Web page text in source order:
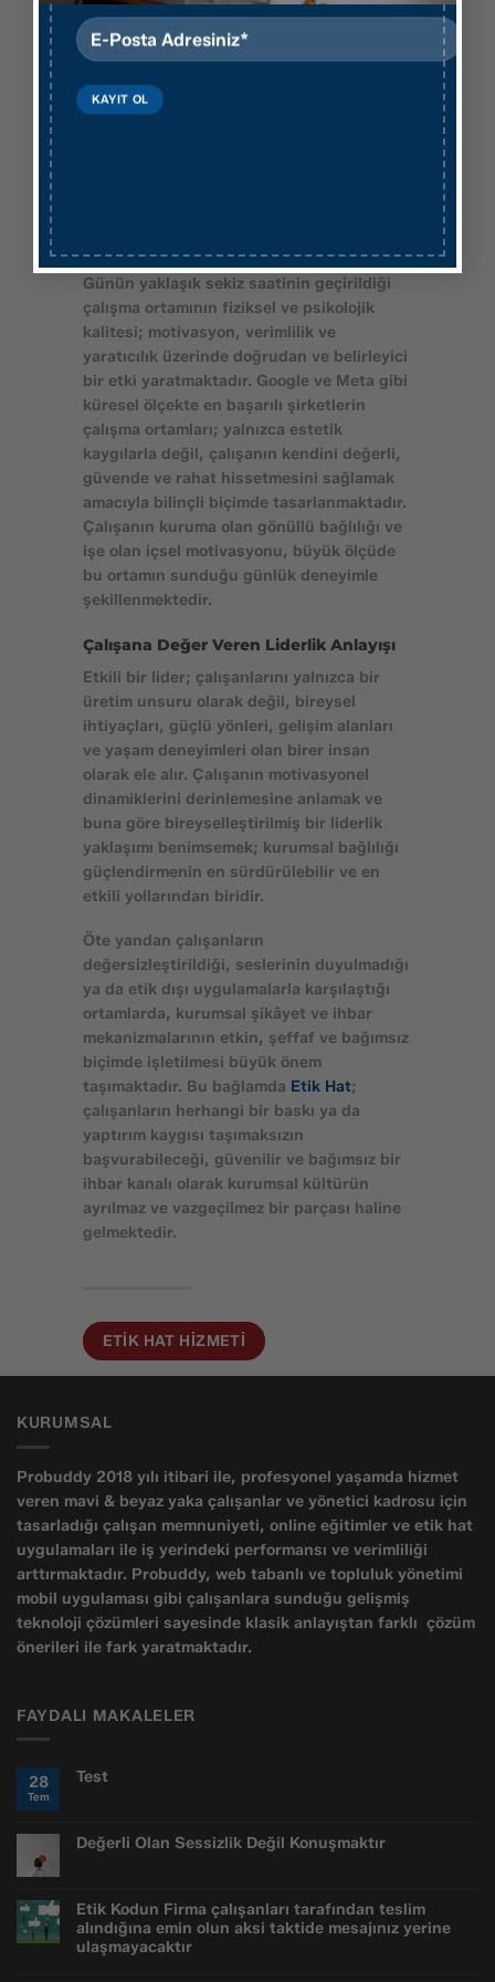
etkilediğini tutarlı olarak ortaya
koymaktadır. Buna karşın yapıcı geri
bildirim kültürüne dayalı bir yönetim
yaklaşımı; hataları öğrenme ve gelişim
fırsatına dönüştürmekte, motivasyon
Ortamı
Günün yaklaşık sekiz saatinin geçirildiği
çalışma ortamının fiziksel ve psikolojik
kalitesi; motivasyon, verimlilik ve
yaratıcılık üzerinde doğrudan ve belirleyici
bir etki yaratmaktadır. Google ve Meta gibi
küresel ölçekte en başarılı şirketlerin
çalışma ortamları; yalnızca estetik
kaygılarla değil, çalışanın kendini değerli,
güvende ve rahat hissetmesini sağlamak
amacıyla bilinçli biçimde tasarlanmaktadır.
Çalışanın kuruma olan gönüllü bağlılığı ve
işe olan içsel motivasyonu, büyük ölçüde
bu ortamın sunduğu günlük deneyimle
şekillenmektedir.
Çalışana Değer Veren Liderlik Anlayışı
Etkili bir lider; çalışanlarını yalnızca bir
üretim unsuru olarak değil, bireysel
ihtiyaçları, güçlü yönleri, gelişim alanları
ve yaşam deneyimleri olan birer insan
olarak ele alır. Çalışanın motivasyonel
dinamiklerini derinlemesine anlamak ve
buna göre bireyselleştirilmiş bir liderlik
yaklaşımı benimsemek; kurumsal bağlılığı
güçlendirmenin en sürdürülebilir ve en
etkili yollarından biridir.
Öte yandan çalışanların
değersizleştirildiği, seslerinin duyulmadığı
ya da etik dışı uygulamalarla karşılaştığı
ortamlarda, kurumsal şikâyet ve ihbar
mekanizmalarının etkin, şeffaf ve bağımsız
biçimde işletilmesi büyük önem
taşımaktadır. Bu bağlamda Etik Hat;
çalışanların herhangi bir baskı ya da
yaptırım kaygısı taşımaksızın
başvurabileceği, güvenilir ve bağımsız bir
ihbar kanalı olarak kurumsal kültürün
ayrılmaz ve vazgeçilmez bir parçası haline
gelmektedir.
ETIK HAT HIZMETI
KURUMSAL
Probuddy 2018 yılı itibari ile, profesyonel yaşamda hizmet
veren mavi & beyaz yaka çalışanlar ve yönetici kadrosu için
tasarladığı çalışan memnuniyeti, online eğitimler ve etik hat
uygulamaları ile iş yerindeki performansı ve verimliliği
arttırmaktadır. Probuddy, web tabanlı ve topluluk yönetimi
mobil uygulaması gibi çalışanlara sunduğu gelişmiş
teknoloji çözümleri sayesinde klasik anlayıştan farklı çözüm
önerileri ile fark yaratmaktadır.
FAYDALI MAKALELER
28
Tem
Test
Değerli Olan Sessizlik Değil Konuşmaktır
Sessizlik
Değil
Konuşmaktır
Etik Kodun Firma çalışanları tarafından teslim
alındığına emin olun aksi taktide mesajınız yerine
ulaşmayacaktır